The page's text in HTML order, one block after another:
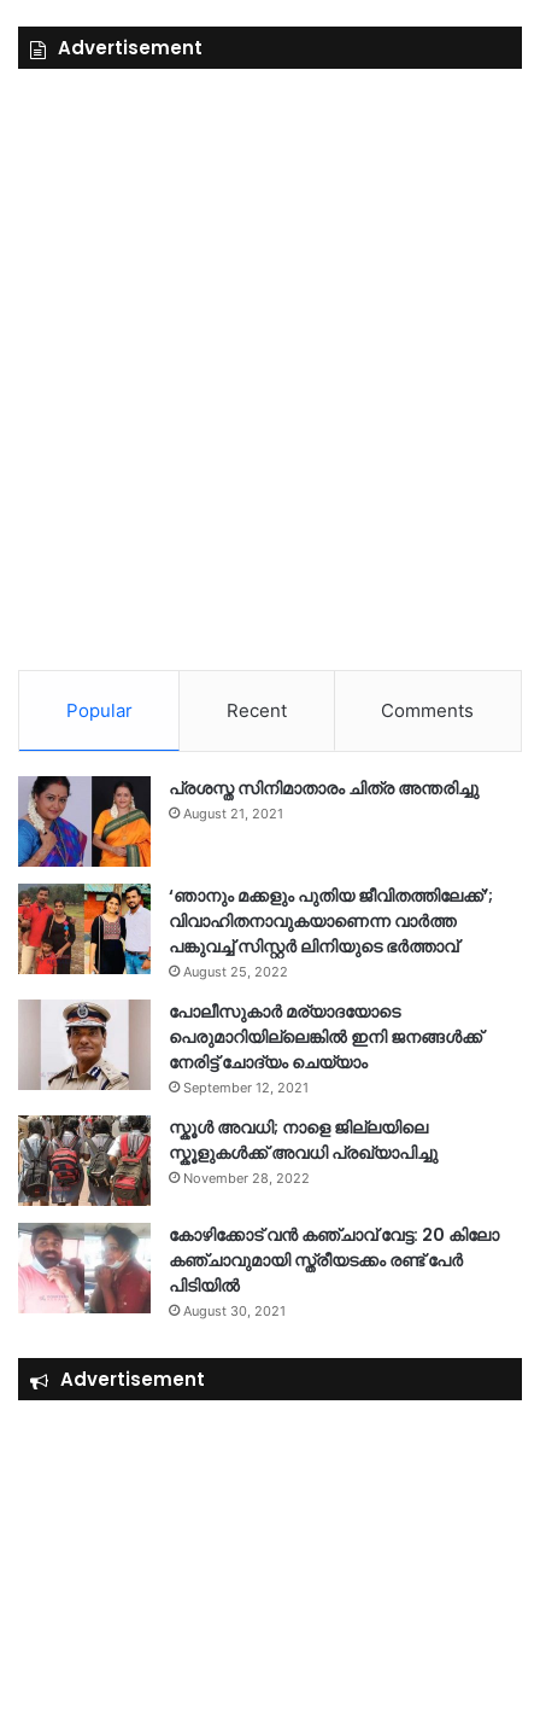
Advertisement
Popular Recent Comments
പ്രശസ്ത സിനിമാതാരം ചിത്ര അന്തരിച്ചു
August 21, 2021
‘ഞാനും മക്കളും പുതിയ ജീവിതത്തിലേക്ക്’;
വിവാഹിതനാവുകയാണെന്ന വാർത്ത
പങ്കുവച്ച് സിസ്റ്റർ ലിനിയുടെ ഭർത്താവ്
August 25, 2022
പോലീസുകാര്‍ മര്യാദയോടെ
പെരുമാറിയില്ലെങ്കില്‍ ഇനി ജനങ്ങള്‍ക്ക്
നേരിട്ട് ചോദ്യം ചെയ്യാം
September 12, 2021
സ്കൂൾ അവധി; നാളെ ജില്ലയിലെ
സ്കൂളുകൾക്ക് അവധി പ്രഖ്യാപിച്ചു
November 28, 2022
കോഴിക്കോട് വൻ കഞ്ചാവ് വേട്ട: 20 കിലോ
കഞ്ചാവുമായി സ്ത്രീയടക്കം രണ്ട് പേർ
പിടിയിൽ
August 30, 2021
Advertisement